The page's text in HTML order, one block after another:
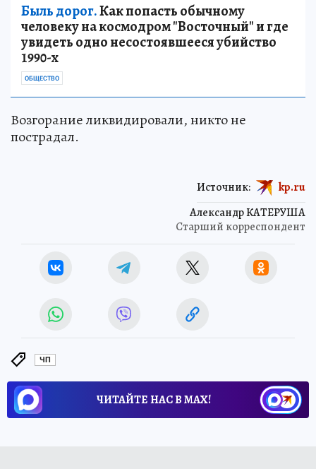
Быль дорог.Как попасть обычному
человеку на космодром "Восточный" и где
увидеть одно несостоявшееся убийство
1990-х
ОБЩЕСТВО
Возгорание ликвидировали, никто не
пострадал.
Александр КАТЕРУША
Старший корреспондент
Источник: kp.ru
ЧП
ЧИТАЙТЕ НАС В МАХ!